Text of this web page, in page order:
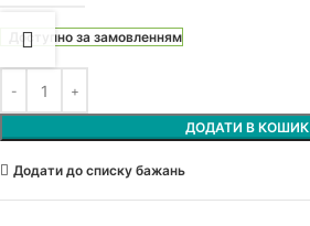
Доступно за замовленням
ДОДАТИ В КОШИК
Додати до списку бажань